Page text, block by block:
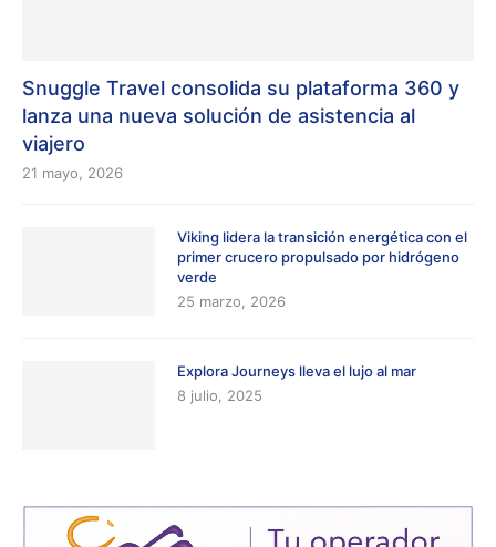
Snuggle Travel consolida su plataforma 360 y
lanza una nueva solución de asistencia al
viajero
21 mayo, 2026
Viking lidera la transición energética con el
primer crucero propulsado por hidrógeno
verde
25 marzo, 2026
Explora Journeys lleva el lujo al mar
8 julio, 2025